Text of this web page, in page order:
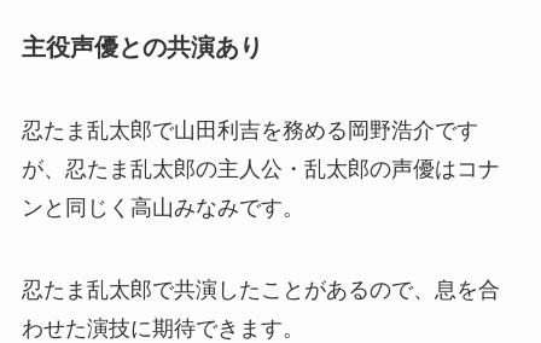
主役声優との共演あり
忍たま乱太郎で山田利吉を務める岡野浩介です
が、忍たま乱太郎の主人公・乱太郎の声優はコナ
ンと同じく高山みなみです。
忍たま乱太郎で共演したことがあるので、息を合
わせた演技に期待できます。